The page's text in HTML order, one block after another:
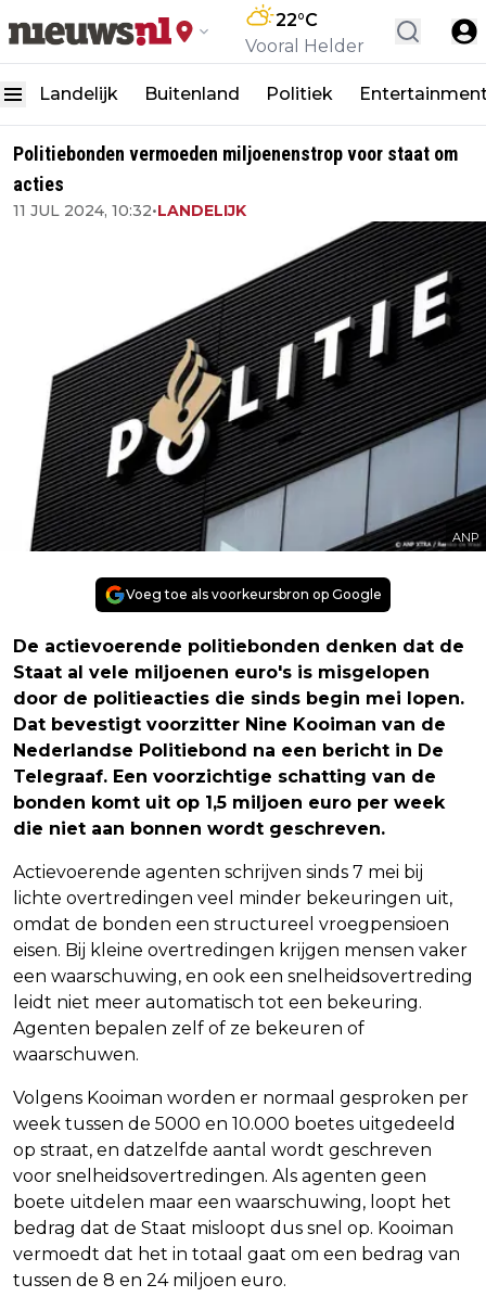
22°C
Vooral Helder
Landelijk Buitenland Politiek
Politiebonden vermoeden miljoenenstrop voor staat om
acties
11 JUL 2024, 10:32•LANDELIJK
ANP
Voeg toe als voorkeursbron op Google
De actievoerende politiebonden denken dat de
Staat al vele miljoenen euro's is misgelopen
door de politieacties die sinds begin mei lopen.
Dat bevestigt voorzitter Nine Kooiman van de
Nederlandse Politiebond na een bericht in De
Telegraaf. Een voorzichtige schatting van de
bonden komt uit op 1,5 miljoen euro per week
die niet aan bonnen wordt geschreven.
Actievoerende agenten schrijven sinds 7 mei bij
lichte overtredingen veel minder bekeuringen uit,
omdat de bonden een structureel vroegpensioen
eisen. Bij kleine overtredingen krijgen mensen vaker
een waarschuwing, en ook een snelheidsovertreding
leidt niet meer automatisch tot een bekeuring.
Agenten bepalen zelf of ze bekeuren of
waarschuwen.
Volgens Kooiman worden er normaal gesproken per
week tussen de 5000 en 10.000 boetes uitgedeeld
op straat, en datzelfde aantal wordt geschreven
voor snelheidsovertredingen. Als agenten geen
boete uitdelen maar een waarschuwing, loopt het
bedrag dat de Staat misloopt dus snel op. Kooiman
vermoedt dat het in totaal gaat om een bedrag van
tussen de 8 en 24 miljoen euro.